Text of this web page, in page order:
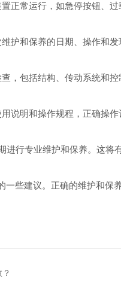
常运行，如急停按钮、过
和保养的日期、操作和发
包括结构、传动系统和控
明和操作规程，正确操作
专业维护和保养。这将
一些建议。正确的维护和保